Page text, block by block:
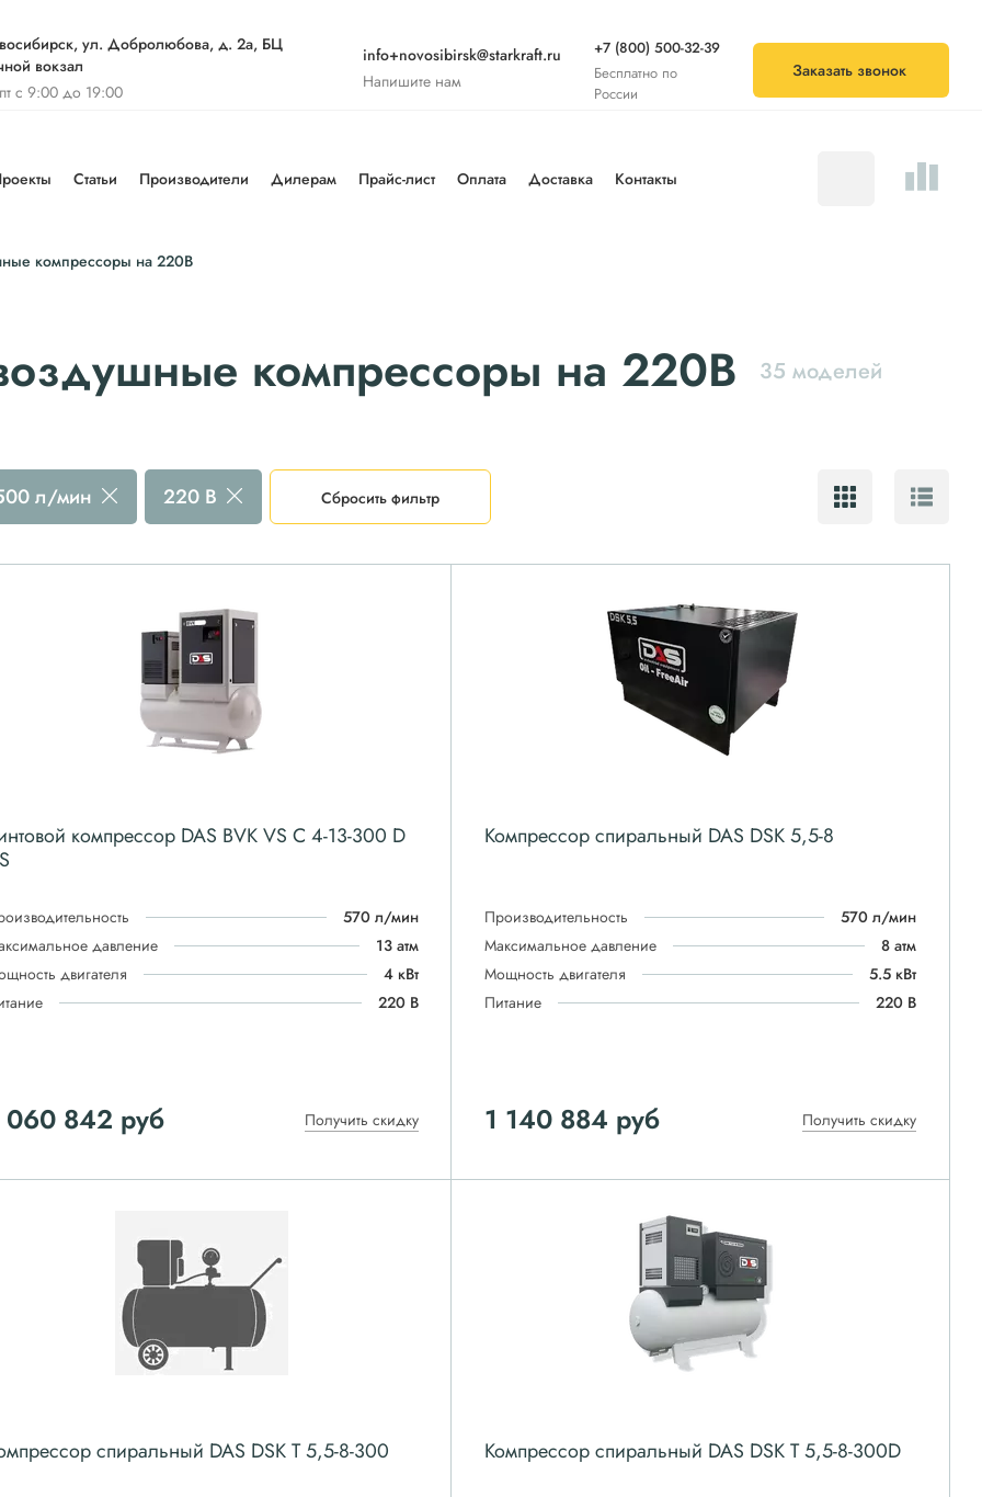
ул. Добролюбова, д. 2а, БЦ
вокзал
с 9:00 до 19:00
info+novosibirsk@starkraft.ru
Напишите нам
+7 (800) 500-32-39
Бесплатно по
России
Заказать звонок
Статьи Производители Дилерам Прайс-лист Оплата Доставка Контакты
компрессоры на 220В
компрессоры на 220В 35 моделей
л/мин 220 В Сбросить фильтр
компрессор DAS BVK VS C 4-13-300 D
570 л/мин
давление
13 атм
двигателя
4 кВт
220 В
060 842 руб Получить скидку
Компрессор спиральный DAS DSK 5,5-8
Производительность
570 л/мин
Максимальное давление
8 атм
Мощность двигателя
5.5 кВт
Питание
220 В
1 140 884 руб Получить скидку
спиральный DAS DSK T 5,5-8-300 Компрессор спиральный DAS DSK T 5,5-8-300D